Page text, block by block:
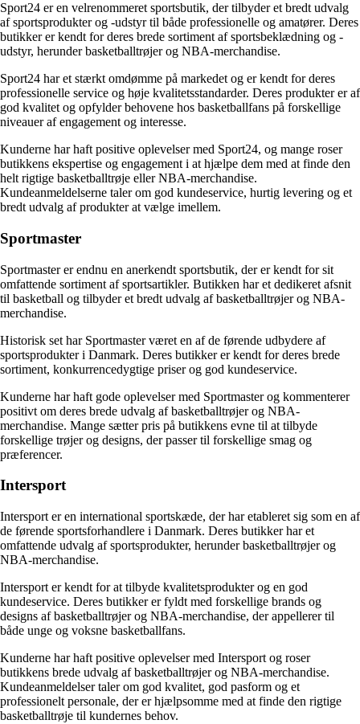
Sport24 er en velrenommeret sportsbutik, der tilbyder et bredt udvalg
af sportsprodukter og -udstyr til både professionelle og amatører. Deres
butikker er kendt for deres brede sortiment af sportsbeklædning og -
udstyr, herunder basketballtrøjer og NBA-merchandise.
Sport24 har et stærkt omdømme på markedet og er kendt for deres
professionelle service og høje kvalitetsstandarder. Deres produkter er af
god kvalitet og opfylder behovene hos basketballfans på forskellige
niveauer af engagement og interesse.
Kunderne har haft positive oplevelser med Sport24, og mange roser
butikkens ekspertise og engagement i at hjælpe dem med at finde den
helt rigtige basketballtrøje eller NBA-merchandise.
Kundeanmeldelserne taler om god kundeservice, hurtig levering og et
bredt udvalg af produkter at vælge imellem.
Sportmaster
Sportmaster er endnu en anerkendt sportsbutik, der er kendt for sit
omfattende sortiment af sportsartikler. Butikken har et dedikeret afsnit
til basketball og tilbyder et bredt udvalg af basketballtrøjer og NBA-
merchandise.
Historisk set har Sportmaster været en af de førende udbydere af
sportsprodukter i Danmark. Deres butikker er kendt for deres brede
sortiment, konkurrencedygtige priser og god kundeservice.
Kunderne har haft gode oplevelser med Sportmaster og kommenterer
positivt om deres brede udvalg af basketballtrøjer og NBA-
merchandise. Mange sætter pris på butikkens evne til at tilbyde
forskellige trøjer og designs, der passer til forskellige smag og
præferencer.
Intersport
Intersport er en international sportskæde, der har etableret sig som en af
de førende sportsforhandlere i Danmark. Deres butikker har et
omfattende udvalg af sportsprodukter, herunder basketballtrøjer og
NBA-merchandise.
Intersport er kendt for at tilbyde kvalitetsprodukter og en god
kundeservice. Deres butikker er fyldt med forskellige brands og
designs af basketballtrøjer og NBA-merchandise, der appellerer til
både unge og voksne basketballfans.
Kunderne har haft positive oplevelser med Intersport og roser
butikkens brede udvalg af basketballtrøjer og NBA-merchandise.
Kundeanmeldelser taler om god kvalitet, god pasform og et
professionelt personale, der er hjælpsomme med at finde den rigtige
basketballtrøje til kundernes behov.